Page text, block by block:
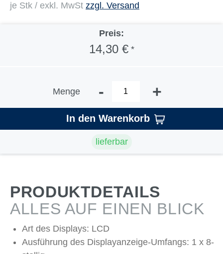
je Stk / exkl. MwSt zzgl. Versand
Preis:
14,30 €*
Menge - +
In den Warenkorb
lieferbar
PRODUKTDETAILS
ALLES AUF EINEN BLICK
Art des Displays: LCD
Ausführung des Displayanzeige-Umfangs: 1 x 8-